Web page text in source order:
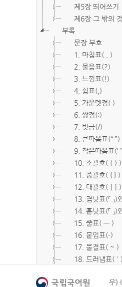
제5장 띄어쓰기
제6장 그 밖의 것
부록
문장 부호
1. 마침표( . )
2. 물음표(?)
3. 느낌표(!)
4. 쉼표(,)
5. 가운뎃점(·)
6. 쌍점(:)
7. 빗금(/)
8. 큰따옴표(“ ”)
9. 작은따옴표(‘
10. 소괄호( ( ) )
11. 중괄호( { } )
12. 대괄호( [ ] )
13. 겹낫표(『
14. 홑낫표(「 」
15. 줄표( ― )
16. 붙임표(-)
17. 물결표( ~ )
18. 드러냄표( ˙
20. 빠짐표( □ )
우)